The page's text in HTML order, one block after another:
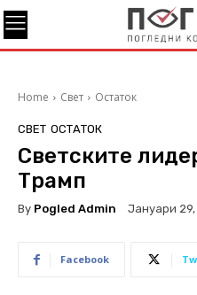
Home Свет Остаток
СВЕТ ОСТАТОК
Светските
Трамп
By Pogled Admin Јануари 29,
Facebook